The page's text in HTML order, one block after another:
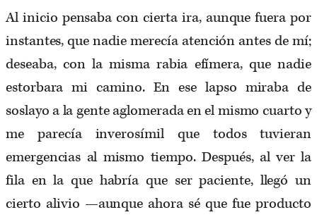
Al inicio pensaba con cierta ira, aunque fuera por
instantes, que nadie merecía atención antes de mí;
deseaba, con la misma rabia efímera, que nadie
estorbara mi camino. En ese lapso miraba de
soslayo a la gente aglomerada en el mismo cuarto y
me parecía inverosímil que todos tuvieran
emergencias al mismo tiempo. Después, al ver la
fila en la que habría que ser paciente, llegó un
cierto alivio —aunque ahora sé que fue producto